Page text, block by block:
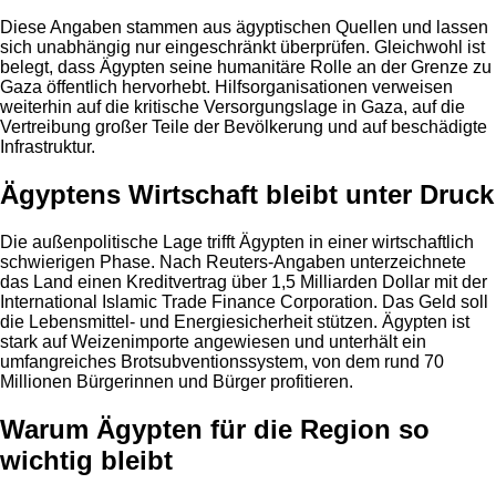
Diese Angaben stammen aus ägyptischen Quellen und lassen
sich unabhängig nur eingeschränkt überprüfen. Gleichwohl ist
belegt, dass Ägypten seine humanitäre Rolle an der Grenze zu
Gaza öffentlich hervorhebt. Hilfsorganisationen verweisen
weiterhin auf die kritische Versorgungslage in Gaza, auf die
Vertreibung großer Teile der Bevölkerung und auf beschädigte
Infrastruktur.
Ägyptens Wirtschaft bleibt unter Druck
Die außenpolitische Lage trifft Ägypten in einer wirtschaftlich
schwierigen Phase. Nach Reuters-Angaben unterzeichnete
das Land einen Kreditvertrag über 1,5 Milliarden Dollar mit der
International Islamic Trade Finance Corporation. Das Geld soll
die Lebensmittel- und Energiesicherheit stützen. Ägypten ist
stark auf Weizenimporte angewiesen und unterhält ein
umfangreiches Brotsubventionssystem, von dem rund 70
Millionen Bürgerinnen und Bürger profitieren.
Warum Ägypten für die Region so
wichtig bleibt